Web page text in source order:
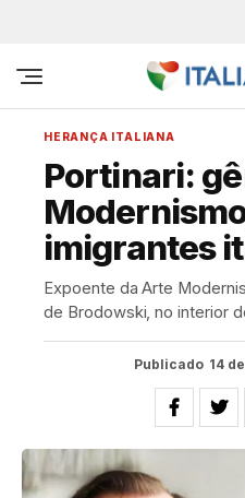
HERANÇA ITALIANA
Portinari:
imigrantes
Expoente da Arte
de Brodowski, no interior
Publicado 14